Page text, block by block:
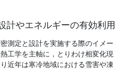
計やエネルギーの有効利用
測定と設計を実施する際のイメー
工学を主軸に，とりわけ相変化現
近年は寒冷地域における雪害や凍